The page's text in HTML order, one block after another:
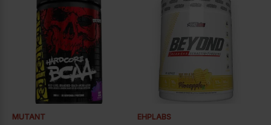
MUTANT EHPLABS